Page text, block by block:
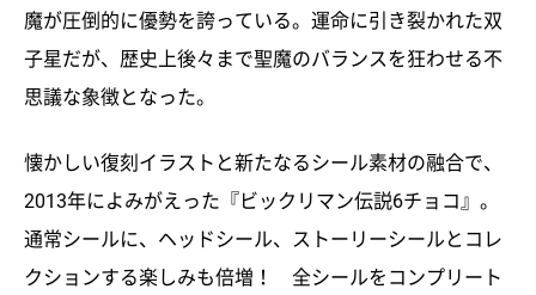
魔が圧倒的に優勢を誇っている。運命に引き裂かれた双
子星だが、歴史上後々まで聖魔のバランスを狂わせる不
思議な象徴となった。
懐かしい復刻イラストと新たなるシール素材の融合で、
2013年によみがえった『ビックリマン伝説6チョコ』。
通常シールに、ヘッドシール、ストーリーシールとコレ
クションする楽しみも倍増！ 全シールをコンプリート